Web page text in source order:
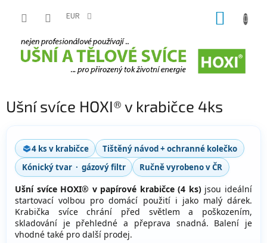
EUR
Ušní svíce HOXI® v krabičce 4ks
4 ks v krabičce
Tištěný návod + ochranné kolečko
Kónický tvar · gázový filtr
Ručně vyrobeno v ČR
Ušní svíce HOXI® v papírové krabičce (4 ks)jsou ideální
startovací volbou pro domácí použití i jako malý dárek.
Krabička svíce chrání před světlem a poškozením,
skladování je přehledné a přeprava snadná. Balení je
vhodné také pro další prodej.